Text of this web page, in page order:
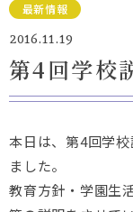
Instagram
最新情報
2016.11.19
第4回学校
本日は、第4回学
ました。
教育方針・学園生